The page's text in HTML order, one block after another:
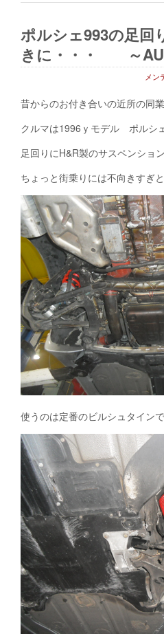
ポルシェ993の足回
きに・・・ ～
メン
昔からのお付き合いの近所の同
クルマは1996ｙモデル ポルシ
足回りにH&R製のサスペンショ
ちょっと街乗りには不向きすぎ
使うのは定番のビルシュタイン